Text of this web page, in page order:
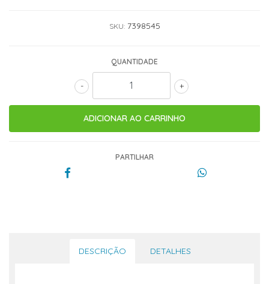
SKU: 7398545
QUANTIDADE
+
-
PARTILHAR
DESCRIÇÃO DETALHES